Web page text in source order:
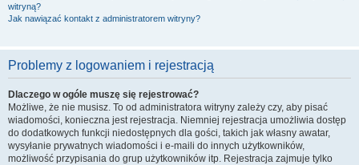
witryną?
Jak nawiązać kontakt z administratorem witryny?
Problemy z logowaniem i rejestracją
Dlaczego w ogóle muszę się rejestrować?
Możliwe, że nie musisz. To od administratora witryny zależy czy, aby pisać
wiadomości, konieczna jest rejestracja. Niemniej rejestracja umożliwia dostęp
do dodatkowych funkcji niedostępnych dla gości, takich jak własny awatar,
wysyłanie prywatnych wiadomości i e-maili do innych użytkowników,
możliwość przypisania do grup użytkowników itp. Rejestracja zajmuje tylko